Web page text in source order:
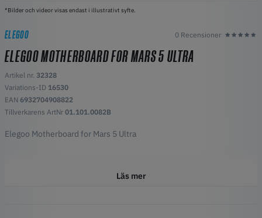
*Bilder och videor visas endast i illustrativt syfte.
ELEGOO 0 Recensioner
ELEGOO MOTHERBOARD FOR MARS 5 ULTRA
Artikel nr. 32328
Variations-ID 16530
EAN 6932704908822
Tillverkarens ArtNr 01.101.0082B
Elegoo Motherboard for Mars 5 Ultra
Läs mer